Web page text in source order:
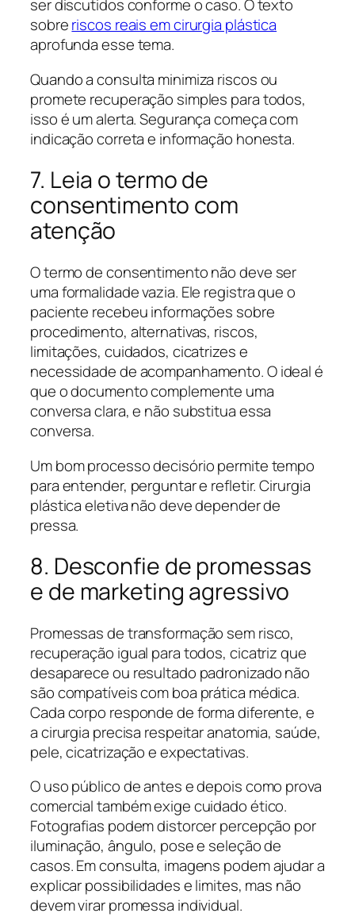
ser discutidos conforme o caso. O texto
sobreriscos reais em cirurgia plástica
aprofunda esse tema.
Quando a consulta minimiza riscos ou
promete recuperação simples para todos,
isso é um alerta. Segurança começa com
indicação correta e informação honesta.
7. Leia o termo de
consentimento com
atenção
O termo de consentimento não deve ser
uma formalidade vazia. Ele registra que o
paciente recebeu informações sobre
procedimento, alternativas, riscos,
limitações, cuidados, cicatrizes e
necessidade de acompanhamento. O ideal é
que o documento complemente uma
conversa clara, e não substitua essa
conversa.
Um bom processo decisório permite tempo
para entender, perguntar e refletir. Cirurgia
plástica eletiva não deve depender de
pressa.
8. Desconfie de promessas
e de marketing agressivo
Promessas de transformação sem risco,
recuperação igual para todos, cicatriz que
desaparece ou resultado padronizado não
são compatíveis com boa prática médica.
Cada corpo responde de forma diferente, e
a cirurgia precisa respeitar anatomia, saúde,
pele, cicatrização e expectativas.
O uso público de antes e depois como prova
comercial também exige cuidado ético.
Fotografias podem distorcer percepção por
iluminação, ângulo, pose e seleção de
casos. Em consulta, imagens podem ajudar a
explicar possibilidades e limites, mas não
devem virar promessa individual.